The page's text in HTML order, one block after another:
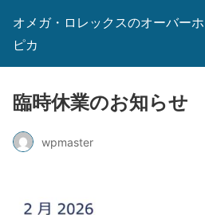
オメガ・ロレックスのオーバー
ピカ
臨時休業のお知らせ
wpmaster